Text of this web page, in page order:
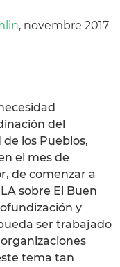
, novembre 2017
del
los Pueblos,
el mes de
de comenzar a
sobre El Buen
y
ser trabajado
tema tan